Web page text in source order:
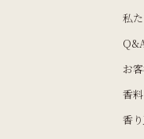
私
お
香
香